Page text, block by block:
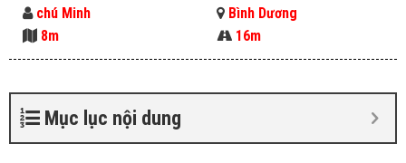
chú Minh
Bình Dương
8m
16m
Mục lục nội dung